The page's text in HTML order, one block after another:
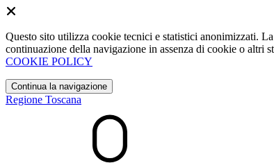
Questo sito utilizza cookie tecnici e statistici anonimizzati.
continuazione della navigazione in assenza di cookie o altri
COOKIE POLICY
Continua la navigazione
Regione Toscana